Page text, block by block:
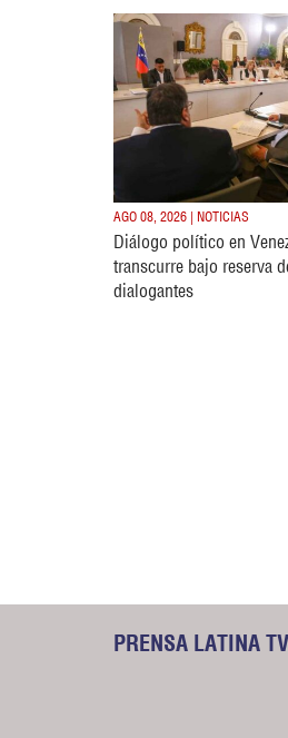
AGO 08, 2026 | NOTICIAS
Diálogo político en
transcurre bajo reserva
dialogantes
PRENSA LATINA TV